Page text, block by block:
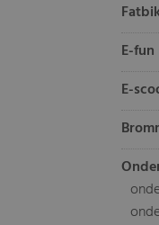
E-fun
E-